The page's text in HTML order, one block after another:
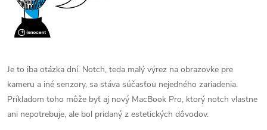
Je to iba otázka dní. Notch, teda malý výrez na obrazovke pre
kameru a iné senzory, sa stáva súčasťou nejedného zariadenia.
Príkladom toho môže byť aj nový MacBook Pro, ktorý notch vlastne
ani nepotrebuje, ale bol pridaný z estetických dôvodov.